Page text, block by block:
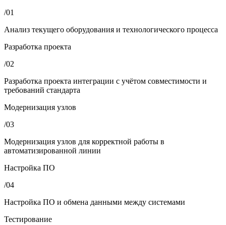
/01
Анализ текущего оборудования и технологического процесса
Разработка проекта
/02
Разработка проекта интеграции с учётом совместимости и
требований стандарта
Модернизация узлов
/03
Модернизация узлов для корректной работы в
автоматизированной линии
Настройка ПО
/04
Настройка ПО и обмена данными между системами
Тестирование